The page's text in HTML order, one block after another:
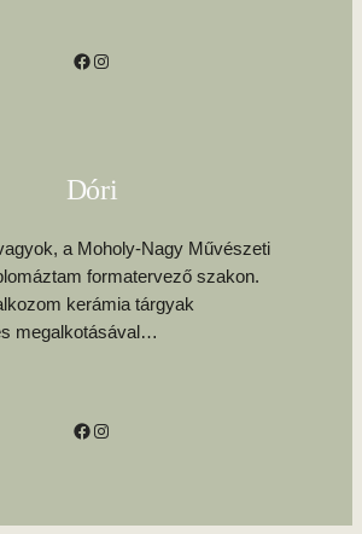
Facebook Instagram
Dóri
a Moholy-Nagy Művészeti
formatervező szakon.
kerámia tárgyak
megalkotásával …
Facebook Instagram